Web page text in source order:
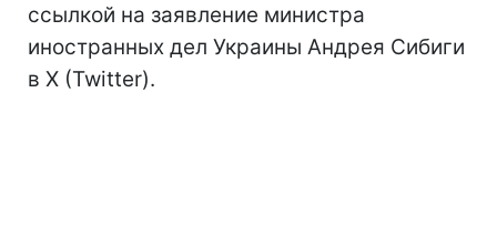
ссылкой на заявление министра
иностранных дел Украины Андрея Сибиги
в X (Twitter).